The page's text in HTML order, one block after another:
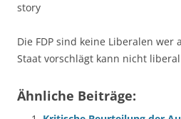
story
Die FDP sind keine Liberalen wer
Staat vorschlägt kann nicht
Ähnliche Beiträge: